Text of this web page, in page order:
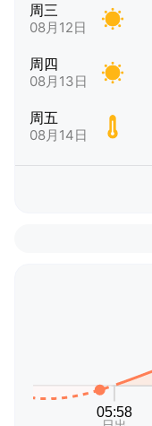
周三
08月12日
周四
08月13日
周五
08月14日